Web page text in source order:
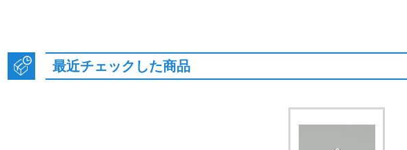
最近チェックした商品